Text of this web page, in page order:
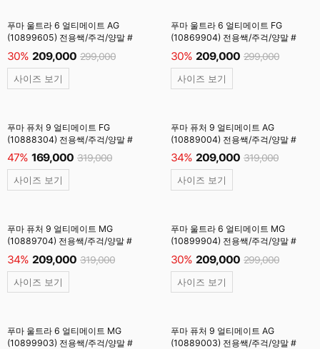
푸마 울트라 6 얼티메이트 AG
(10899605) 전용쌕/주걱/양말 #
30% 209,000 299,000
사이즈 보기
푸마 울트라 6 얼티메이트 FG
(10869904) 전용쌕/주걱/양말 #
30% 209,000 299,000
사이즈 보기
푸마 퓨처 9 얼티메이트 FG
(10888304) 전용쌕/주걱/양말 #
47% 169,000 319,000
사이즈 보기
푸마 퓨처 9 얼티메이트 AG
(10889004) 전용쌕/주걱/양말 #
34% 209,000 319,000
사이즈 보기
푸마 퓨처 9 얼티메이트 MG
(10889704) 전용쌕/주걱/양말 #
34% 209,000 319,000
사이즈 보기
푸마 울트라 6 얼티메이트 MG
(10899904) 전용쌕/주걱/양말 #
30% 209,000 299,000
사이즈 보기
푸마 울트라 6 얼티메이트 MG
(10899903) 전용쌕/주걱/양말 #
푸마 퓨처 9 얼티메이트 AG
(10889003) 전용쌕/주걱/양말 #